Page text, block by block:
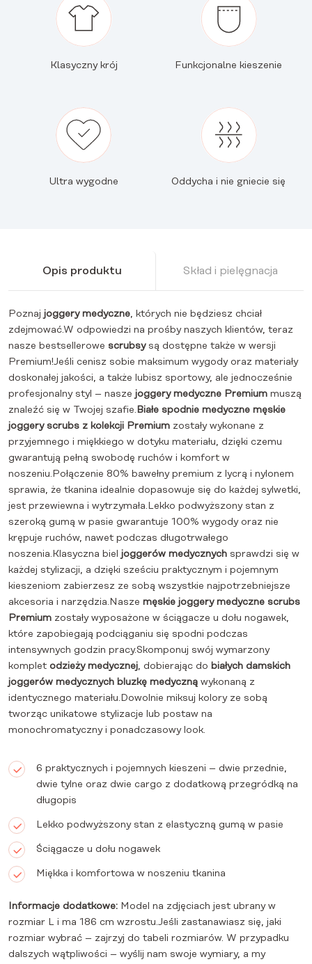
Klasyczny krój Funkcjonalne kieszenie
Ultra wygodne Oddycha i nie gniecie się
Opis produktu Skład i pielęgnacja
Poznaj joggery medyczne, których nie będziesz chciał
zdejmować.W odpowiedzi na prośby naszych klientów, teraz
nasze bestsellerowe scrubsysą dostępne także w wersji
Premium!Jeśli cenisz sobie maksimum wygody oraz materiały
doskonałej jakości, a także lubisz sportowy, ale jednocześnie
profesjonalny styl – nasze joggery medyczne Premium muszą
znaleźć się w Twojej szafie. Białe spodnie medyczne męskie
joggery scrubs z kolekcji Premium zostały wykonane z
przyjemnego i miękkiego w dotyku materiału, dzięki czemu
gwarantują pełną swobodę ruchów i komfort w
noszeniu.Połączenie 80% bawełny premium z lycrą i nylonem
sprawia, że tkanina idealnie dopasowuje się do każdej sylwetki,
jest przewiewna i wytrzymała.Lekko podwyższony stan z
szeroką gumą w pasie gwarantuje 100% wygody oraz nie
krępuje ruchów, nawet podczas długotrwałego
noszenia.Klasyczna biel joggerów medycznych sprawdzi się w
każdej stylizacji, a dzięki sześciu praktycznym i pojemnym
kieszeniom zabierzesz ze sobą wszystkie najpotrzebniejsze
akcesoria i narzędzia.Nasze męskie joggery medyczne scrubs
Premium zostały wyposażone w ściągacze u dołu nogawek,
które zapobiegają podciąganiu się spodni podczas
intensywnych godzin pracy.Skomponuj swój wymarzony
komplet odzieży medycznej, dobierając do białych damskich
joggerów medycznych bluzkę medyczną wykonaną z
identycznego materiału.Dowolnie miksuj kolory ze sobą
tworząc unikatowe stylizacje lub postaw na
monochromatyczny i ponadczasowy look.
6 praktycznych i pojemnych kieszeni – dwie przednie,
dwie tylne oraz dwie cargo z dodatkową przegródką na
długopis
Lekko podwyższony stan z elastyczną gumą w pasie
Ściągacze u dołu nogawek
Miękka i komfortowa w noszeniu tkanina
Informacje dodatkowe: Model na zdjęciach jest ubrany w
rozmiar L i ma 186 cm wzrostu.Jeśli zastanawiasz się, jaki
rozmiar wybrać – zajrzyj do tabeli rozmiarów. W przypadku
dalszych wątpliwości – wyślij nam swoje wymiary, a my